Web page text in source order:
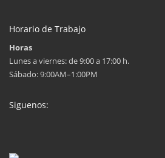
Horario de Trabajo
Horas
Lunes a viernes: de 9:00 a 17:00 h.
Sábado: 9:00AM–1:00PM
Siguenos: